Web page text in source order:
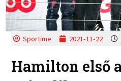
Sportime 2021-11-22
Hamilton első